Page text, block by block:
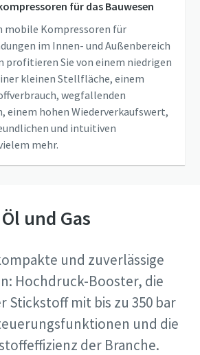
für das Bauwesen
mobile Kompressoren für
im Innen- und Außenbereich
profitieren Sie von einem niedrigen
kleinen Stellfläche, einem
wegfallenden
einem hohen Wiederverkaufswert,
und intuitiven
mehr.
Öl und Gas
und zuverlässige
Hochdruck-Booster, die
Stickstoff mit bis zu 350 bar
und die
der Branche.